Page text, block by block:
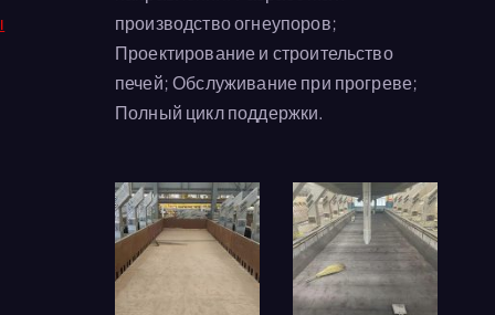
производство огнеупоров;
Проектирование и строительство
печей; Обслуживание при прогреве;
Полный цикл поддержки.